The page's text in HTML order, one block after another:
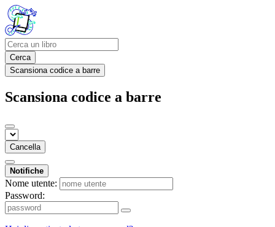
Cerca
Scansiona codice a barre
Scansiona codice a barre
Cancella
Notifiche
Nome utente:
Password: